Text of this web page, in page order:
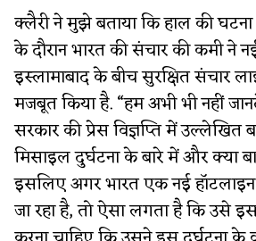
क्लैरी ने मुझे बताया कि हाल की
के दौरान भारत की संचार की कमी ने
इस्लामाबाद के बीच सुरक्षित संचार
मजबूत किया है. “हम अभी भी नहीं
सरकार की प्रेस विज्ञप्ति में उल्लेखित
मिसाइल दुर्घटना के बारे में और क्या
इसलिए अगर भारत एक नई हॉटलाइन
जा रहा है, तो ऐसा लगता है कि उसे